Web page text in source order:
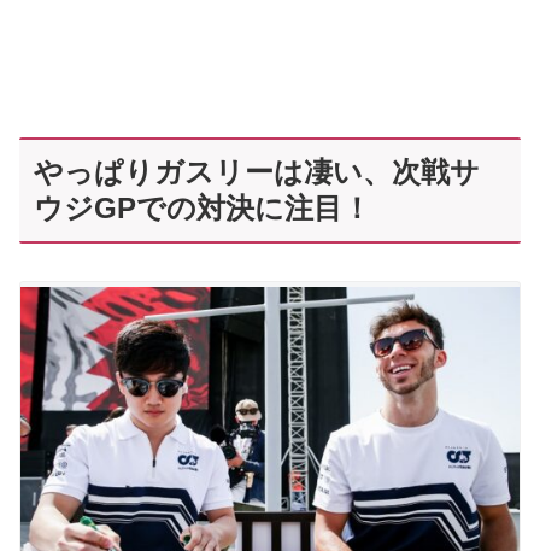
やっぱりガスリーは凄い、次戦サ
ウジGPでの対決に注目！